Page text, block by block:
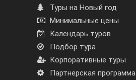
Туры на Новый год
Минимальные цены
Календарь туров
Подбор тура
Корпоративные туры
Партнерская программа